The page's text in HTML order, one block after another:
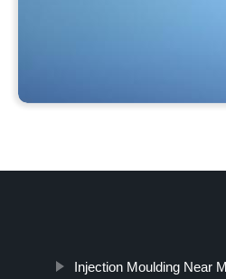
Injection Moulding Near